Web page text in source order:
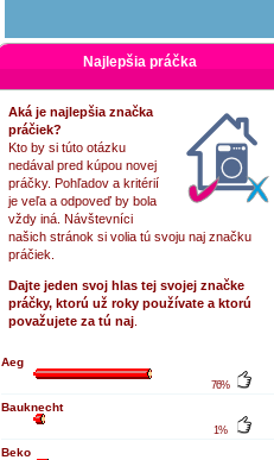
Najlepšia práčka
Aká je najlepšia značka
práčiek?
Kto by si túto otázku
nedával pred kúpou novej
práčky. Pohľadov a kritérií
je veľa a odpoveď by bola
vždy iná. Návštevníci
našich stránok si volia tú svoju naj značku
práčiek.
Dajte jeden svoj hlas tej svojej značke
práčky, ktorú už roky používate a ktorú
považujete za tú naj.
Aeg
76%
Bauknecht
1%
Beko